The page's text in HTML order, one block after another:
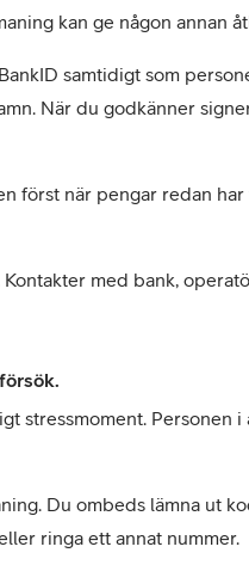
kan ge någon annan
samtidigt som
När du godkänner
först när pengar redan
med bank,
stressmoment. Personen
Du ombeds lämna ut
ringa ett annat nummer.